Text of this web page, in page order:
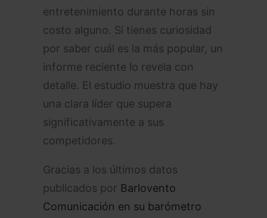
entretenimiento durante horas sin
costo alguno. Si tienes curiosidad
por saber cuál es la más popular, un
informe reciente lo revela con
detalle. El estudio muestra que hay
una clara líder que supera
significativamente a sus
competidores.
Gracias a los últimos datos
publicados por Barlovento
Comunicación en su barómetro